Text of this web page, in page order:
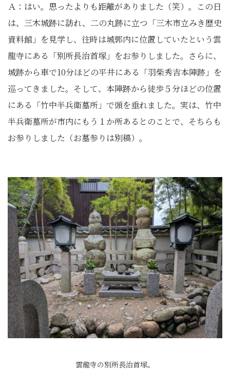
Ａ：はい。思ったよりも距離がありました（笑）。この日
は、三木城跡に訪れ、二の丸跡に立つ「三木市立みき歴史
資料館」を見学し、往時は城郭内に位置していたという雲
龍寺にある「別所長治首塚」をお参りしました。さらに、
城跡から車で10分ほどの平井にある「羽柴秀吉本陣跡」を
巡ってきました。そして、本陣跡から徒歩５分ほどの位置
にある「竹中半兵衛墓所」で頭を垂れました。実は、竹中
半兵衛墓所が市内にもう１か所あるとのことで、そちらも
お参りしました（お墓参りは別稿）。
雲龍寺の別所長治首塚。